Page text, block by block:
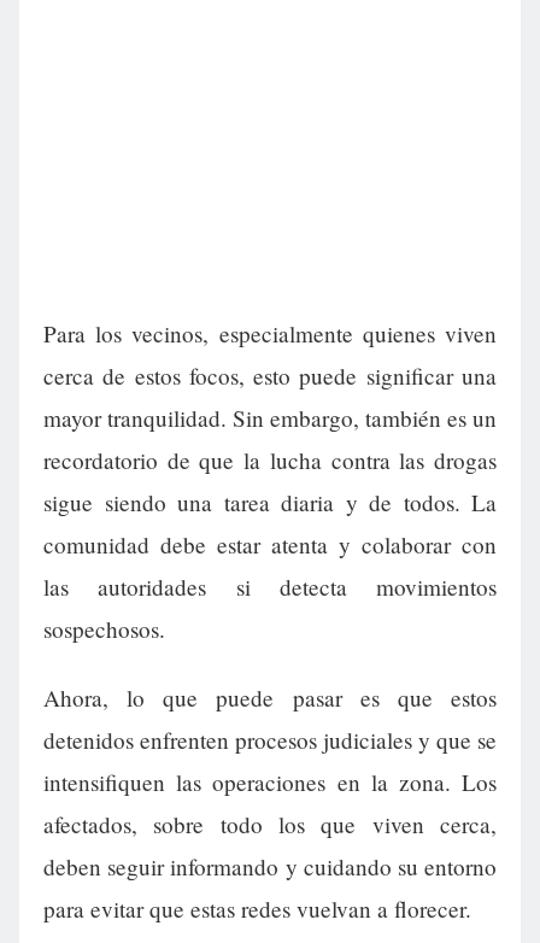
Para los vecinos, especialmente quienes viven
cerca de estos focos, esto puede significar una
mayor tranquilidad. Sin embargo, también es un
recordatorio de que la lucha contra las drogas
sigue siendo una tarea diaria y de todos. La
comunidad debe estar atenta y colaborar con
las autoridades si detecta movimientos
sospechosos.
Ahora, lo que puede pasar es que estos
detenidos enfrenten procesos judiciales y que se
intensifiquen las operaciones en la zona. Los
afectados, sobre todo los que viven cerca,
deben seguir informando y cuidando su entorno
para evitar que estas redes vuelvan a florecer.